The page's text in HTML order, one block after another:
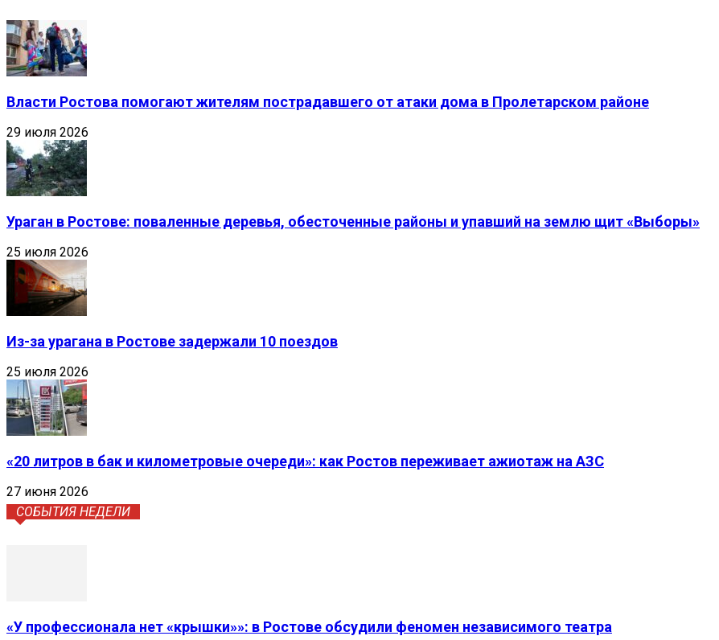
Власти Ростова помогают жителям пострадавшего от атаки дома в Пролетарском районе
29 июля 2026
Ураган в Ростове: поваленные деревья, обесточенные районы и упавший на землю щит «Выборы»
25 июля 2026
Из-за урагана в Ростове задержали 10 поездов
25 июля 2026
«20 литров в бак и километровые очереди»: как Ростов переживает ажиотаж на АЗС
27 июня 2026
СОБЫТИЯ НЕДЕЛИ
«У профессионала нет «крышки»»: в Ростове обсудили феномен независимого театра